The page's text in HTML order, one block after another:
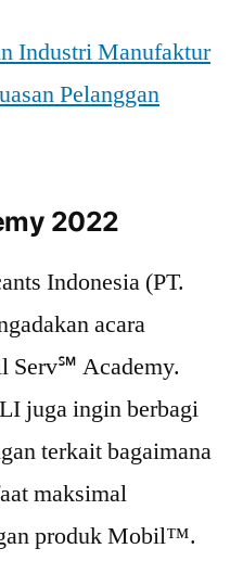
Industri Manufaktur
Pelanggan
2022
Indonesia (PT.
acara
Serv℠ Academy.
juga ingin berbagi
terkait bagaimana
maksimal
produk Mobil™.